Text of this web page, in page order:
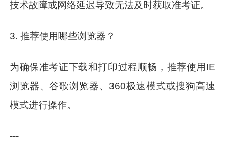
技术故障或网络延迟导致无法及时获取准考证。
3. 推荐使用哪些浏览器？
为确保准考证下载和打印过程顺畅，推荐使用IE
浏览器、谷歌浏览器、360极速模式或搜狗高速
模式进行操作。
---